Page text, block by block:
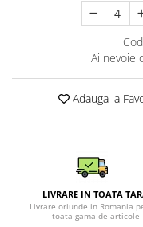
Ai nevoie
Adauga la
LIVRARE IN TOATA
Livrare oriunde in Romania
toata gama de articole